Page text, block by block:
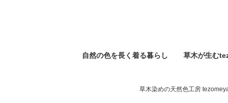
自然の⾊を⻑く着る暮らし 草木が生む
草木染めの天然色工房